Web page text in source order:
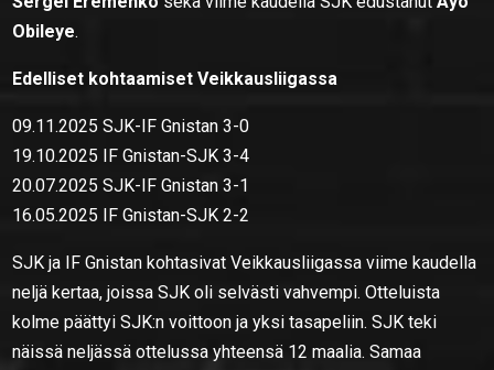
Obileye.
Edelliset kohtaamiset Veikkausliigassa
09.11.2025 SJK-IF Gnistan 3-0
19.10.2025 IF Gnistan-SJK 3-4
20.07.2025 SJK-IF Gnistan 3-1
16.05.2025 IF Gnistan-SJK 2-2
SJK ja IF Gnistan kohtasivat Veikkausliigassa viime kaudella
neljä kertaa, joissa SJK oli selvästi vahvempi. Otteluista
kolme päättyi SJK:n voittoon ja yksi tasapeliin. SJK teki
näissä neljässä ottelussa yhteensä 12 maalia. Samaa